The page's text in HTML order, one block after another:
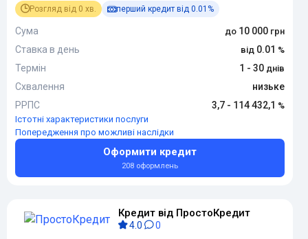
Розгляд від 0 хв. перший кредит від 0.01%
Сума
10 000
Ставка в день
0.01
Термін
1 - 30
Схвалення
низьке
РРПС
3,7 - 114 432,1
Істотні характеристики послуги
Попередження про можливі наслідки
Оформити кредит
208 оформлень
Кредит від ПростоКредит
4.0 0